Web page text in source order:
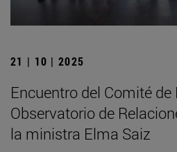
21 | 10 | 2025
Encuentro del Comité de
Observatorio de
la ministra Elma Saiz